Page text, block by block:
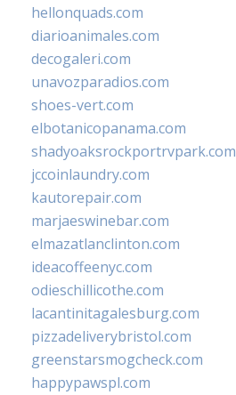
hellonquads.com
diarioanimales.com
decogaleri.com
unavozparadios.com
shoes-vert.com
elbotanicopanama.com
shadyoaksrockportrvpark.com
jccoinlaundry.com
kautorepair.com
marjaeswinebar.com
elmazatlanclinton.com
ideacoffeenyc.com
odieschillicothe.com
lacantinitagalesburg.com
pizzadeliverybristol.com
greenstarsmogcheck.com
happypawspl.com